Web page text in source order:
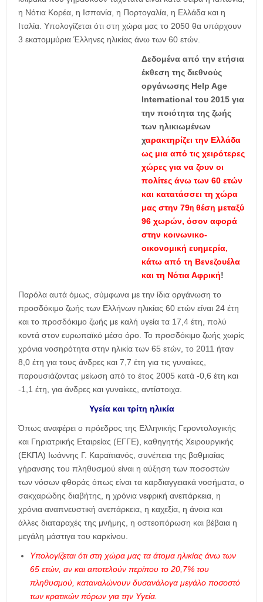
η Νότια Κορέα, η Ισπανία, η Πορτογαλία, η Ελλάδα και η
Ιταλία. Υπολογίζεται ότι στη χώρα μας το 2050 θα υπάρχουν
3 εκατομμύρια Έλληνες ηλικίας άνω των 60 ετών.
Δεδομένα από την ετήσια
έκθεση της διεθνούς
οργάνωσης Help Age
International του 2015 για
την ποιότητα της ζωής
των ηλικιωμένων
χαρακτηρίζει την Ελλάδα
ως μια από τις χειρότερες
χώρες για να ζουν οι
πολίτες άνω των 60 ετών
και κατατάσσει τη χώρα
μας στην 79η θέση μεταξύ
96 χωρών, όσον αφορά
στην κοινωνικο-
οικονομική ευημερία,
κάτω από τη Βενεζουέλα
και τη Νότια Αφρική!
Παρόλα αυτά όμως, σύμφωνα με την ίδια οργάνωση το
προσδόκιμο ζωής των Ελλήνων ηλικίας 60 ετών είναι 24 έτη
και το προσδόκιμο ζωής με καλή υγεία τα 17,4 έτη, πολύ
κοντά στον ευρωπαϊκό μέσο όρο. Το προσδόκιμο ζωής χωρίς
χρόνια νοσηρότητα στην ηλικία των 65 ετών, το 2011 ήταν
8,0 έτη για τους άνδρες και 7,7 έτη για τις γυναίκες,
παρουσιάζοντας μείωση από το έτος 2005 κατά -0,6 έτη και
-1,1 έτη, για άνδρες και γυναίκες, αντίστοιχα.
Υγεία και τρίτη ηλικία
Όπως αναφέρει ο πρόεδρος της Ελληνικής Γεροντολογικής
και Γηριατρικής Εταιρείας (ΕΓΓΕ), καθηγητής Χειρουργικής
(ΕΚΠΑ) Ιωάννης Γ. Καραϊτιανός, συνέπεια της βαθμιαίας
γήρανσης του πληθυσμού είναι η αύξηση των ποσοστών
των νόσων φθοράς όπως είναι τα καρδιαγγειακά νοσήματα, ο
σακχαρώδης διαβήτης, η χρόνια νεφρική ανεπάρκεια, η
χρόνια αναπνευστική ανεπάρκεια, η καχεξία, η άνοια και
άλλες διαταραχές της μνήμης, η οστεοπόρωση και βέβαια η
μεγάλη μάστιγα του καρκίνου.
Υπολογίζεται ότι στη χώρα μας τα άτομα ηλικίας άνω των
65 ετών, αν και αποτελούν περίπου το 20,7% του
πληθυσμού, καταναλώνουν δυσανάλογα μεγάλο ποσοστό
των κρατικών πόρων για την Υγεία.